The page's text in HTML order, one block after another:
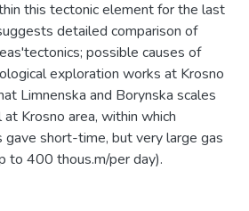
this tectonic element for the last
detailed comparison of
possible causes of
exploration works at Krosno
Limnenska and Borynska scales
Krosno area, within which
short-time, but very large gas
to 400 thous.m/per day).